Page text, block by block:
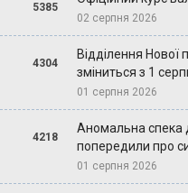
5385
02 серпня 2026
4304
Відділення
зміниться з 1
01 серпня 2026
4218
Аномальна спека
попередили про
01 серпня 2026